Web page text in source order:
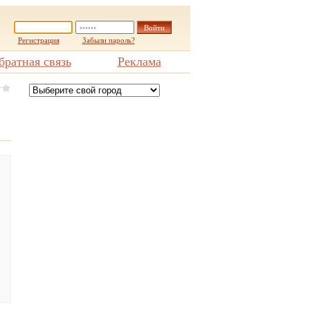
Регистрация Забыли пароль?
связь Реклама